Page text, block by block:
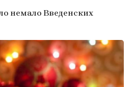
немало Введенских